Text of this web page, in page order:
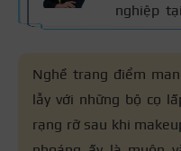
nghiệp
năm
trang
và thiết
khuôn
Nghề trang điểm
lẫy với những bộ cọ
rạng rỡ sau khi